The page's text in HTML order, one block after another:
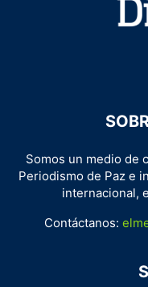
Somos un medio de
Periodismo de Paz e
internacional,
Contáctanos: